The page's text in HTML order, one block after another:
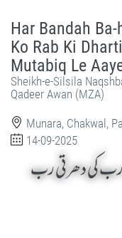
Har Bandah
Ko Rab Ki
Mutabiq Le
Sheikh-e-Silsila
Qadeer Awan (MZA)
Munara, Chakwal,
14-09-2025
رب کی دھرتی رب